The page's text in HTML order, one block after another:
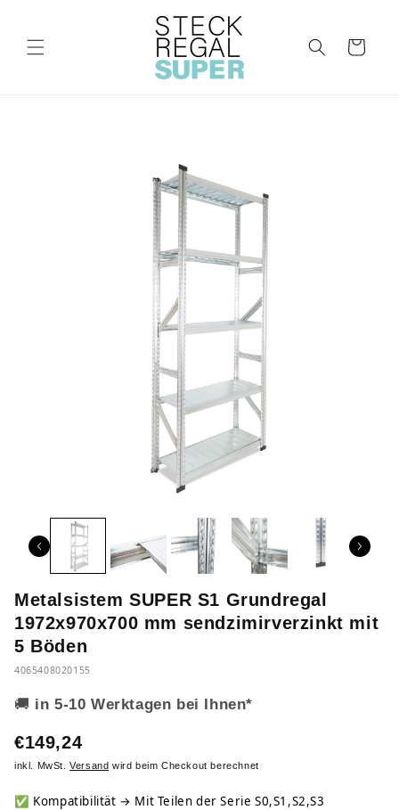
Inhalt
Warenkorb
Metalsistem SUPER S1 Grundregal
1972x970x700 mm sendzimirverzinkt mit
5 Böden
4065408020155
🚚 in 5-10 Werktagen bei Ihnen*
€149,24
inkl. MwSt.Versand wird beim Checkout berechnet
✅ Kompatibilität → Mit Teilen der Serie S0,S1,S2,S3